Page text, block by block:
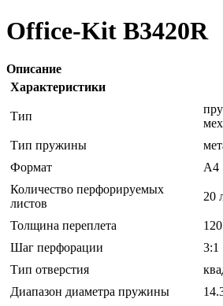
Office-Kit B3420R
Описание
Характеристики
Тип
Тип пружины
Формат
A4
Количество перфорируемых
листов
20
Толщина переплета
Шаг перфорации
3:1
Тип отверстия
Диапазон диаметра пружины